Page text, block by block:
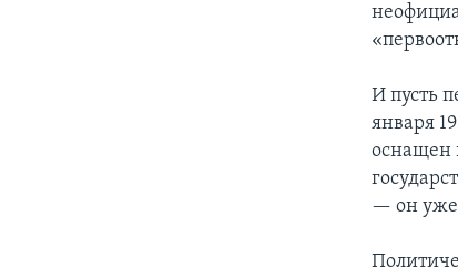
И пусть
января
оснащен
— он уже